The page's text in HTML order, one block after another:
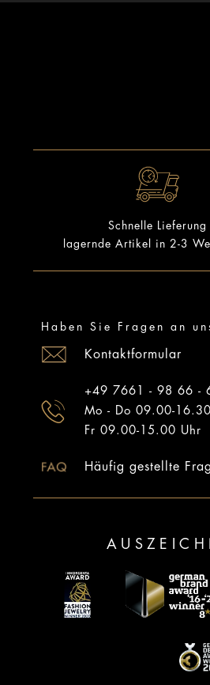
Schnelle Lieferung
lagernde Artikel in 2-3
Haben Sie Fragen an
Kontaktformular
+49 7661 - 98 66 -
Mo - Do 09.00-
Fr 09.00-15.00 Uhr
Häufig gestellte